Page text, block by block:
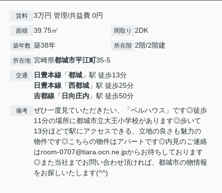
賃料 3万円 管理/共益費 0円
面積 39.75㎡ 間取り 2DK
築年数 築38年 所在階 2階/2階建
所在地 宮崎県都城市平江町35-5
交通 日豊本線 「都城 」駅 徒歩13分
日豊本線 「西都城 」駅 徒歩25分
吉都線 「 日向庄内 」駅 徒歩50分
備考
ぜひ一度見ていただきたい、「ベルハウス」です◎徒歩
11分の場所に都城市立大王小学校があります◎歩いて
13分ほどで駅にアクセスできる、立地の良さも魅力の
物件です◎こちらの物件はアパートです◎内見のご連絡
はroom-0707@tiara.ocn.ne.jpからお待ちしております
◎また当社までお問い合わせ頂ければ、都城市の物情報
をお探しいたします(^^)